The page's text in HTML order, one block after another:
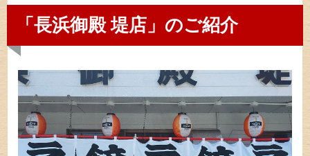
「長浜御殿 堤店」のご紹介